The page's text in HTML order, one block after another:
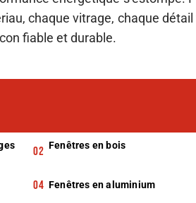
chaque vitrage, chaque
fiable et durable.
Fenêtres en bois
Fenêtres en aluminium